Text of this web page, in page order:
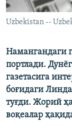
Uzbekistan --
Намангандаги
портлади.
газетасига
боғидаги
туғди. Жорий
воқеалар